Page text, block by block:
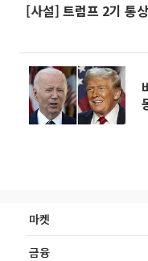
[사설] 트럼프 2기 통
마켓
금융